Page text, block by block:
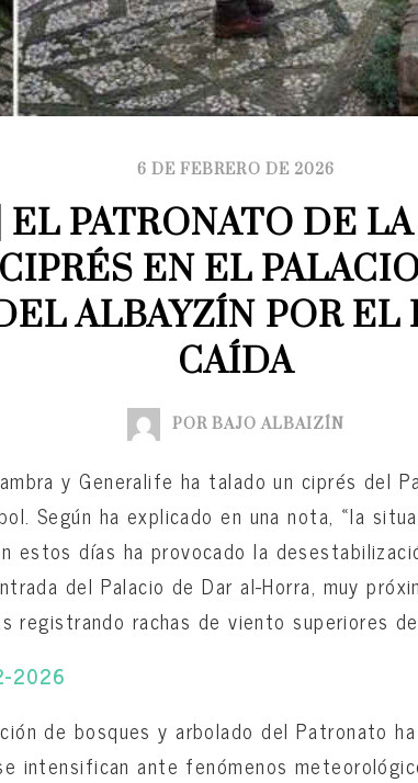
6 DE FEBRERO DE 2026
EL PATRONATO DE
EN EL
ALBAYZÍN POR EL
CAÍDA
POR BAJO ALBAIZÍN
y Generalife ha talado un ciprés del
Según ha explicado en una nota, «la
estos días ha provocado la
del Palacio de Dar al-Horra, muy
registrando rachas de viento superiores
2026
de bosques y arbolado del Patronato
intensifican ante fenómenos